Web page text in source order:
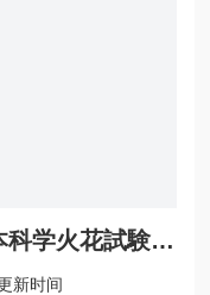
HR15N-87YAMAMOTO山本科学火花試験標準片
新时间